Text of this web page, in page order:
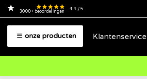
3000+ beoordelingen 4.9 / 5
onze producten Klantenservice